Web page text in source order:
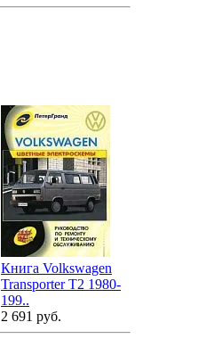
Книга Volkswagen
Transporter T2 1980-
199..
2 691 руб.